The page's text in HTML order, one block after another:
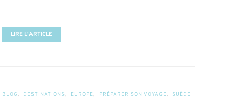
LIRE L'ARTICLE
BLOG DESTINATIONS EUROPE PRÉPARER SON VOYAGE SUÈDE